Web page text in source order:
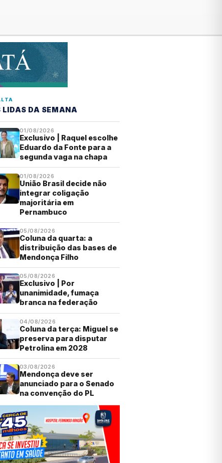
LIDAS DA SEMANA
01/08/2026
Exclusivo | Raquel escolhe
Eduardo da Fonte para a
segunda vaga na chapa
01/08/2026
União Brasil decide não
integrar coligação
majoritária em
Pernambuco
05/08/2026
Coluna da quarta: a
distribuição das bases de
Mendonça Filho
05/08/2026
Exclusivo | Por
unanimidade, fumaça
branca na federação
04/08/2026
Coluna da terça: Miguel se
preserva para disputar
Petrolina em 2028
03/08/2026
Mendonça deve ser
anunciado para o Senado
na convenção do PL